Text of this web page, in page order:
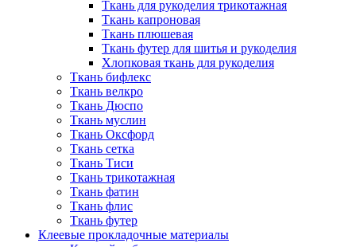
Ткань для рукоделия трикотажная
Ткань капроновая
Ткань плюшевая
Ткань футер для шитья и рукоделия
Хлопковая ткань для рукоделия
Ткань бифлекс
Ткань велкро
Ткань Дюспо
Ткань муслин
Ткань Оксфорд
Ткань сетка
Ткань Тиси
Ткань трикотажная
Ткань фатин
Ткань флис
Ткань футер
Клеевые прокладочные материалы